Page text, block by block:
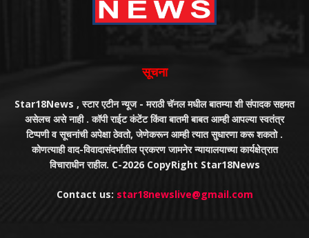
सूचना
Star18News , स्टार एटीन न्यूज - मराठी चॅनल मधील बातम्या शी संपादक सहमत
असेलच असे नाही . कॉपी राईट कंटेंट किंवा बातमी बाबत आम्ही आपल्या स्वतंत्र
टिप्पणी व सूचनांची अपेक्षा ठेवतो, जेणेकरून आम्ही त्यात सुधारणा करू शकतो .
कोणत्याही वाद-विवादासंदर्भातील प्रकरण जामनेर न्यायालयाच्या कार्यक्षेत्रात
विचाराधीन राहील. C-2026 CopyRight Star18News
Contact us: star18newslive@gmail.com